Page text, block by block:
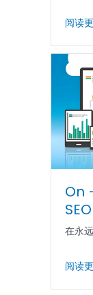
阅读
On
在永
阅读